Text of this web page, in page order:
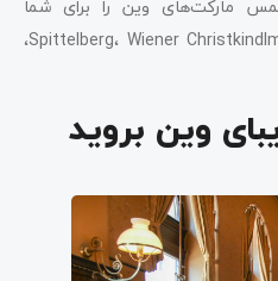
مارکت‌های وین را برای شما
نوشته‌ایم: Spittelberg، Wiener Christkindlmarkt، Rathausplatz،